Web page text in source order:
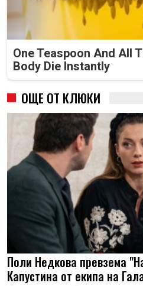
One Teaspoon And All
Body Die Instantly
ОЩЕ ОТ КЛЮКИ
Поли Недкова превзема
Капустина от екипа на